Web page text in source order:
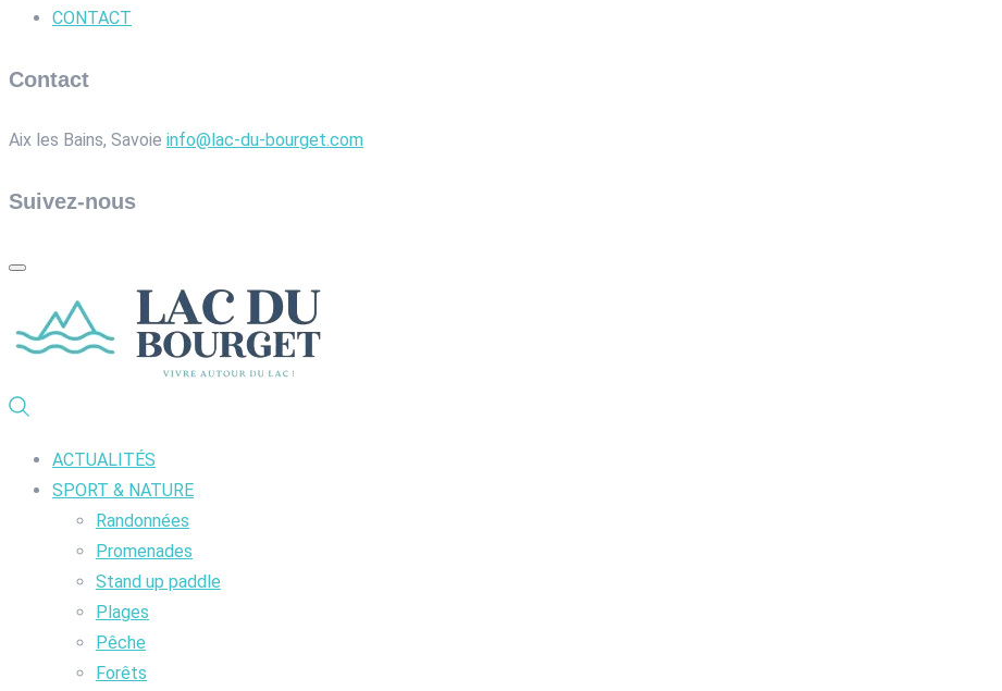
CONTACT
Contact
Aix les Bains, Savoie info@lac-du-bourget.com
Suivez-nous
ACTUALITÉS
SPORT & NATURE
Randonnées
Promenades
Stand up paddle
Plages
Pêche
Forêts